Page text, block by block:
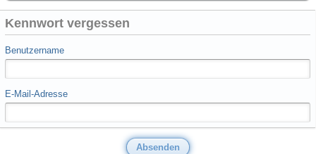
Kennwort vergessen
Benutzername
E-Mail-Adresse